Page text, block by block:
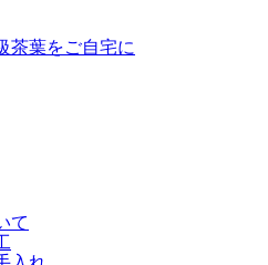
茶葉をご自宅に
て